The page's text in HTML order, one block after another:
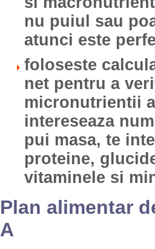
nu puiul sau
atunci este
foloseste
net pentru a
micronutrientii
intereseaza
pui masa, te
proteine,
vitaminele si
Plan alimentar
A